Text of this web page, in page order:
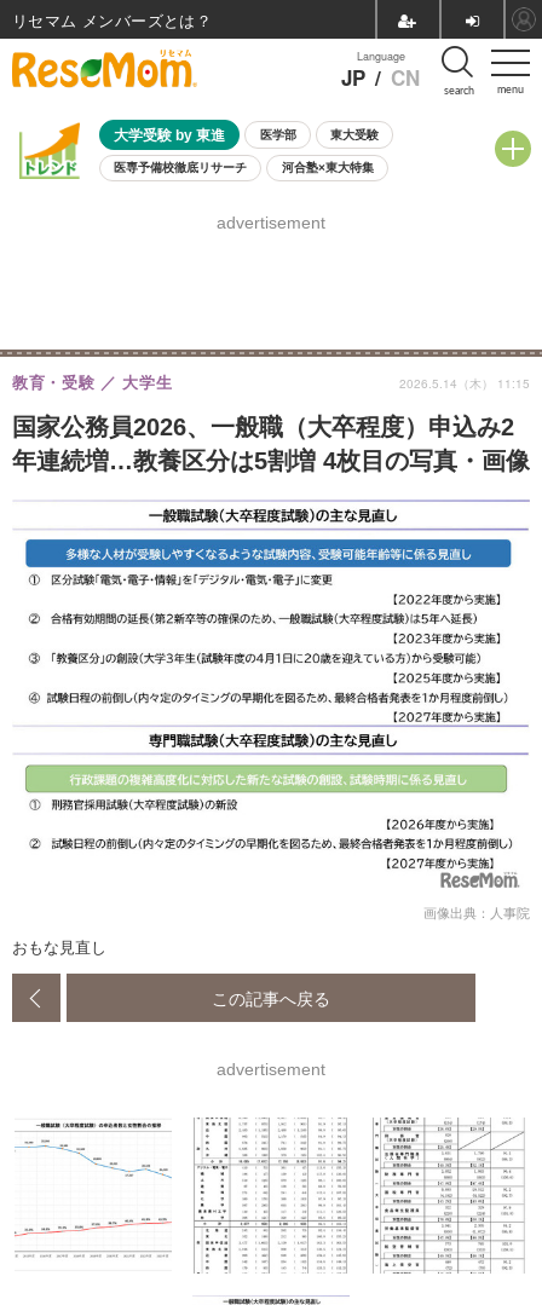
menu
Language
JP / CN search
大学受験 by 東進 医学部 東大受験
医専予備校徹底リサーチ 河合塾×東大特集
8月開催学校説明会・相談会
advertisement
国家公務員2026、一般職（大卒程度）申込み2
年連続増…教養区分は5割増 4枚目の写真・画像
教育・受験 大学生 2026.5.14（木） 11:15
画像出典：人事院
おもな見直し
この記事へ戻る
advertisement
リセマム メンバーズ